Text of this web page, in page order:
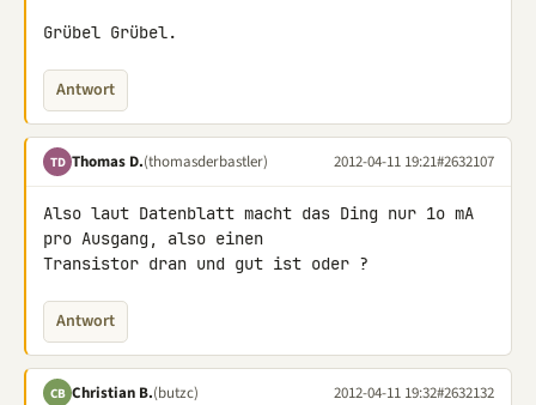
Grübel Grübel.
Antwort
TD Thomas D.(thomasderbastler) 2012-04-11 19:21#2632107
Also laut Datenblatt macht das Ding nur 1o mA
pro Ausgang, also einen
Transistor dran und gut ist oder ?
Antwort
CB Christian B.(butzc) 2012-04-11 19:32#2632132